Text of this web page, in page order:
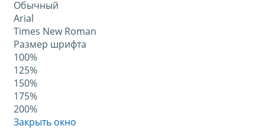
Обычный
Arial
Times New Roman
Размер шрифта
100%
125%
150%
175%
200%
Закрыть окно